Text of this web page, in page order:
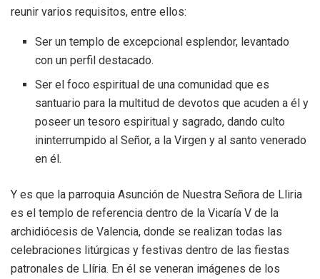
reunir varios requisitos, entre ellos:
Ser un templo de excepcional esplendor, levantado
con un perfil destacado.
Ser el foco espiritual de una comunidad que es
santuario para la multitud de devotos que acuden a él y
poseer un tesoro espiritual y sagrado, dando culto
ininterrumpido al Señor, a la Virgen y al santo venerado
en él.
Y es que la parroquia Asunción de Nuestra Señora de Lliria
es el templo de referencia dentro de la Vicaría V de la
archidiócesis de Valencia, donde se realizan todas las
celebraciones litúrgicas y festivas dentro de las fiestas
patronales de Llíria. En él se veneran imágenes de los